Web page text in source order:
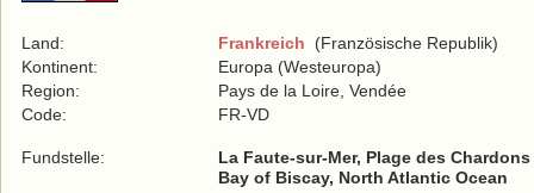
Land: Frankreich (Französische Republik)
Kontinent:
Europa (Westeuropa)
Region:
Pays de la Loire, Vendée
Code:
FR-VD
Fundstelle:
La Faute-sur-Mer, Plage des Chardons
Bay of Biscay, North Atlantic Ocean